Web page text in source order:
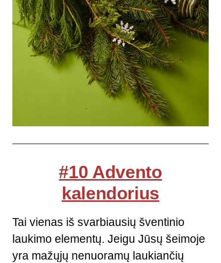
#10 Advento
kalendorius
Tai vienas iš svarbiausių šventinio
laukimo elementų. Jeigu Jūsų šeimoje
yra mažųjų nenuoramų laukiančių